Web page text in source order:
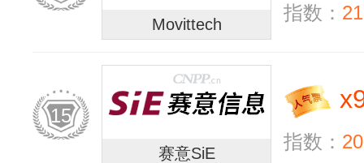
Movittech
指数：
15
赛意SiE
x
指数：